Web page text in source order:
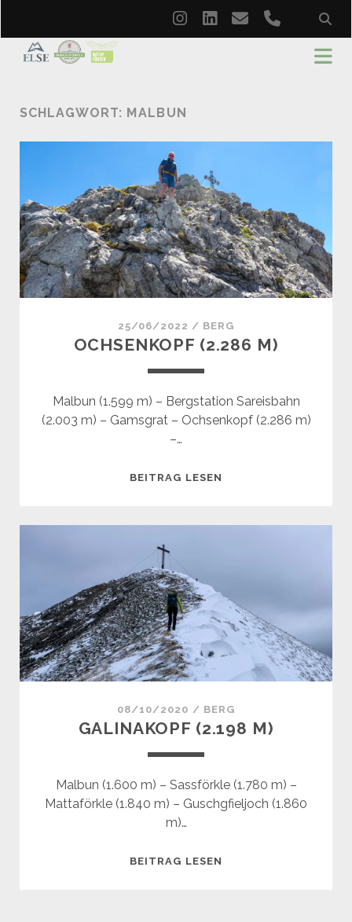
instagram
linkedin
emailphone
SCHLAGWORT: MALBUN
25/06/2022 / BERG
OCHSENKOPF (2.286 M)
Malbun (1.599 m) – Bergstation Sareisbahn
(2.003 m) – Gamsgrat – Ochsenkopf (2.286 m)
–…
BEITRAG LESEN
08/10/2020 / BERG
GALINAKOPF (2.198 M)
Malbun (1.600 m) – Sassförkle (1.780 m) –
Mattaförkle (1.840 m) – Guschgfieljoch (1.860
m)…
BEITRAG LESEN